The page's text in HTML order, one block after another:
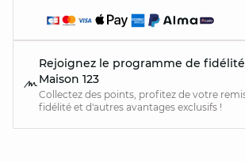
Rejoignez le programme de fidélité
Maison 123
Collectez des points, profitez de votre
fidélité et d'autres avantages exclusifs !